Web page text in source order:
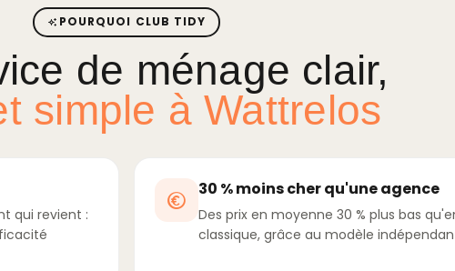
POURQUOI CLUB TIDY
de ménage clair,
simple à Wattrelos
qui revient :
30 % moins cher qu'une agence
Des prix en moyenne 30 % plus bas
classique, grâce au modèle